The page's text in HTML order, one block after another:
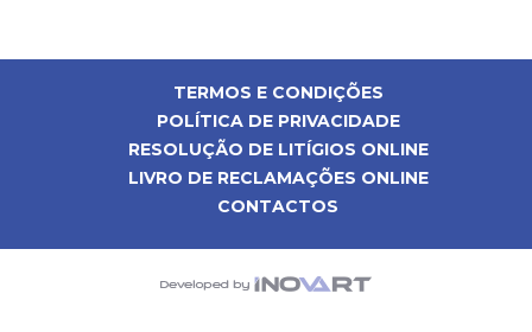
TERMOS E CONDIÇÕES
POLÍTICA DE PRIVACIDADE
RESOLUÇÃO DE LITÍGIOS ONLINE
LIVRO DE RECLAMAÇÕES ONLINE
CONTACTOS